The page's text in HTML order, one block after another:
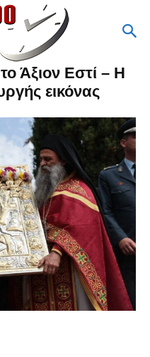
Άξιον Εστί – Η
εικόνας